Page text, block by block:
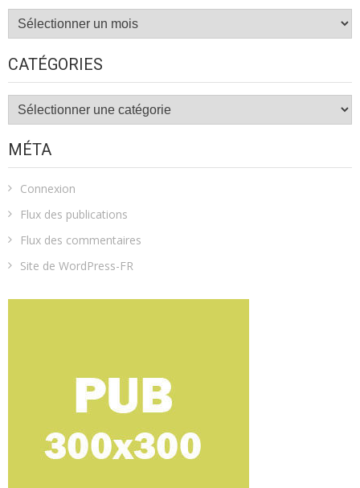
Archives
CATÉGORIES
Catégories
MÉTA
Connexion
Flux des publications
Flux des commentaires
Site de WordPress-FR